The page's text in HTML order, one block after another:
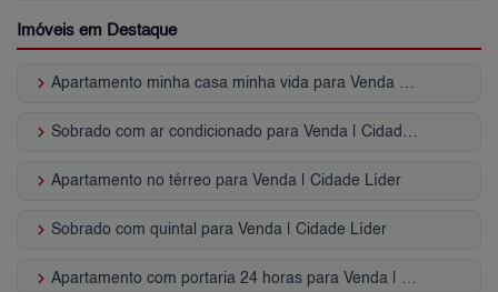
Imóveis em Destaque
keyboard_arrow_right Apartamento minha casa minha vida para Venda | Cidade Líder
keyboard_arrow_right Sobrado com ar condicionado para Venda | Cidade Líder
keyboard_arrow_right Apartamento no térreo para Venda | Cidade Líder
keyboard_arrow_right Sobrado com quintal para Venda | Cidade Líder
keyboard_arrow_right Apartamento com portaria 24 horas para Venda | Cidade Líder